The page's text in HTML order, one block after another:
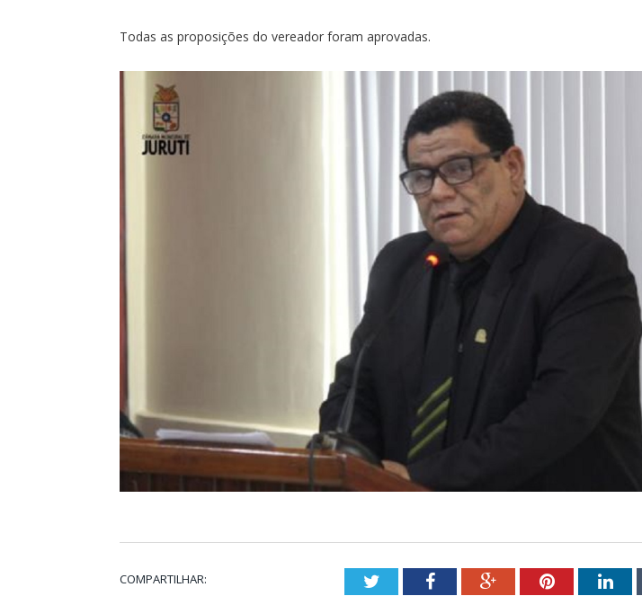
Todas as proposições do vereador foram aprovadas.
COMPARTILHAR: TwitterFacebookGoogle+Pinterest